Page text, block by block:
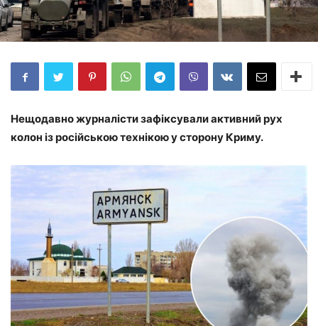
Нещодавно журналісти зафіксували активний рух
колон із російською технікою у сторону Криму.